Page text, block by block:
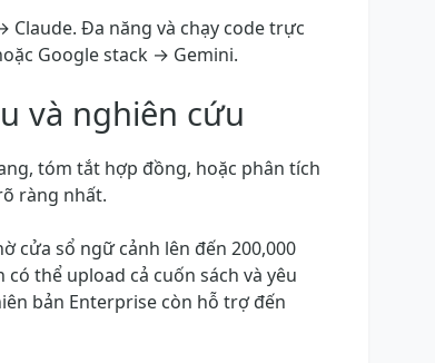
Claude. Đa năng và chạy code trực
Google stack → Gemini.
và nghiên cứu
tóm tắt hợp đồng, hoặc phân tích
ràng nhất.
cửa sổ ngữ cảnh lên đến 200,000
thể upload cả cuốn sách và yêu
bản Enterprise còn hỗ trợ đến